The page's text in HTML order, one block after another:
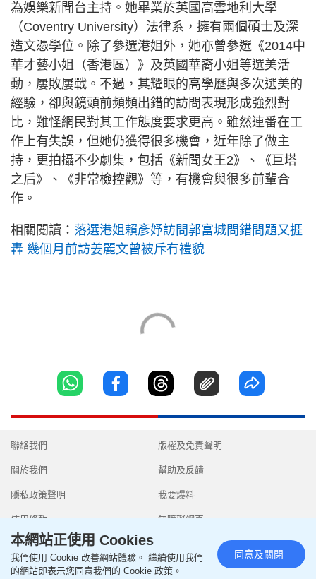
為娛樂新聞台主持。她畢業於英國高雲地利大學
（Coventry University）法律系，擁有兩個碩士及深
造文憑學位。除了參選港姐外，她亦曾參選《2014中
華才藝小姐（香港區）》及英國華裔小姐等選美活
動，屢敗屢戰。不過，其耀眼的高學歷與多次選美的
經驗，卻與鏡頭前頻頻出錯的訪問表現形成強烈對
比，難怪網民對其工作態度要求更高。雖然連番在工
作上有失誤，但她仍獲得很多機會，近年除了做主
持，更拍攝不少劇集，包括《新聞女王2》、《巨塔
之后》、《非常檢控觀》等，有機會與很多前輩合
作。
相關閱讀： 落選港姐賴彥妤訪問郭富城問錯問題又捱
轟 幾個月前訪姜麗文曾被斥冇禮貌
聯絡我們
關於我們
隱私政策聲明
使用條款
版權及免責聲明
幫助及反饋
我要爆料
無障礙網頁
Copyright © 2026 SingTao Ltd.All rights reserved.
本網站正使用 Cookies
我們使用 Cookie 改善網站體驗。 繼續使用我們
的網站即表示您同意我們的 Cookie 政策。
同意及關閉